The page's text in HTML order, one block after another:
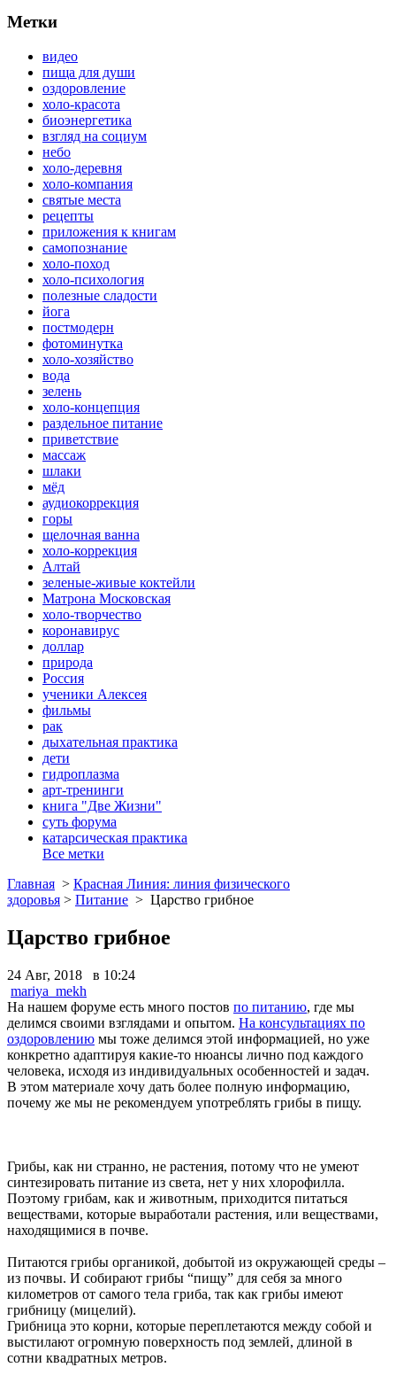
Метки
видео
пища для души
оздоровление
холо-красота
биоэнергетика
взгляд на социум
небо
холо-деревня
холо-компания
святые места
рецепты
приложения к книгам
самопознание
холо-поход
холо-психология
полезные сладости
йога
постмодерн
фотоминутка
холо-хозяйство
вода
зелень
холо-концепция
раздельное питание
приветствие
массаж
шлаки
мёд
аудиокоррекция
горы
щелочная ванна
холо-коррекция
Алтай
зеленые-живые коктейли
Матрона Московская
холо-творчество
коронавирус
доллар
природа
Россия
ученики Алексея
фильмы
рак
дыхательная практика
дети
гидроплазма
арт-тренинги
книга "Две Жизни"
суть форума
катарсическая практика
Все метки
Главная > Красная Линия: линия физического
здоровья > Питание > Царство грибное
Царство грибное
24 Авг, 2018 в 10:24
mariya_mekh
На нашем форуме есть много постов по питанию, где мы
делимся своими взглядами и опытом. На консультациях по
оздоровлению мы тоже делимся этой информацией, но уже
конкретно адаптируя какие-то нюансы лично под каждого
человека, исходя из индивидуальных особенностей и задач.
В этом материале хочу дать более полную информацию,
почему же мы не рекомендуем употреблять грибы в пищу.
Грибы, как ни странно, не растения, потому что не умеют
синтезировать питание из света, нет у них хлорофилла.
Поэтому грибам, как и животным, приходится питаться
веществами, которые выработали растения, или веществами,
находящимися в почве.
Питаются грибы органикой, добытой из окружающей среды –
из почвы. И собирают грибы “пищу” для себя за много
километров от самого тела гриба, так как грибы имеют
грибницу (мицелий).
Грибница это корни, которые переплетаются между собой и
выстилают огромную поверхность под землей, длиной в
сотни квадратных метров.